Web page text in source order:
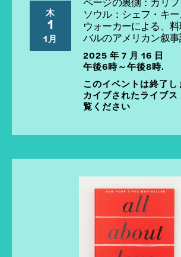
木
1
1月
ソウル：シェフ・キ
ウォーカーによる、
バルのアメリカン叙
2025 年 7 月 16 日
午後6時～午後8時.
このイベントは終了
カイブされたライブ
覧ください